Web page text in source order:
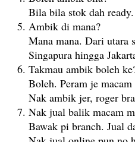
Bila bila stok dah
Ambik di mana?
Mana mana. Dari utara
Singapura hingga
Takmau ambik boleh
Boleh. Peram je
Nak ambik jer, roger
Nak jual balik macam
Bawak pi branch. Jual